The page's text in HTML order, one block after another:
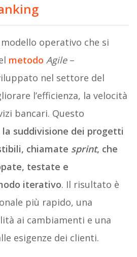
operativo che si
metodo Agile–
nel settore del
l’efficienza, la velocità
bancari. Questo
la suddivisione dei progetti
chiamate sprint, che
testate e
iterativo. Il risultato è
più rapido, una
ai cambiamenti e una
esigenze dei clienti.